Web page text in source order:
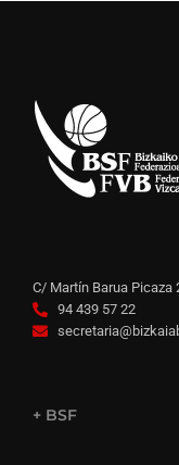
C/ Martín Barua Picaza
94 439 57 22
+ BSF